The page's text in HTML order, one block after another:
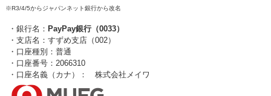
※R3/4/5からジャパンネット銀行から改名
・銀行名： PayPay銀行（0033）
・支店名：すずめ支店（002）
・口座種別：普通
・口座番号：2066310
・口座名義（カナ）： 株式会社メイワ